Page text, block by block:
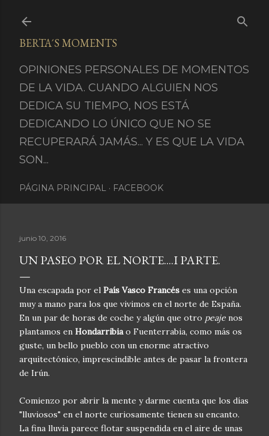
BERTA´S MOMENTS
OPINIONES PERSONALES DE MOMENTOS
DE LA VIDA. CUANDO ALGUIEN NOS
DEDICA SU TIEMPO, NOS ESTÁ
DEDICANDO LO ÚNICO QUE NO SE
RECUPERARÁ JAMÁS... Y ES QUE LA VIDA
SON...
PÁGINA PRINCIPAL FACEBOOK
junio 10, 2016
UN PASEO POR EL NORTE....I PARTE.
Una escapada por el País Vasco Francés es una opción
muy a mano para los que vivimos en el norte de España.
En un par de horas de coche y algún que otro peaje nos
plantamos en Hondarribiao Fuenterrabia, como más os
guste, un bello pueblo con un enorme atractivo
arquitectónico, imprescindible antes de pasar la frontera
de Irún.
Comienzo por abrir la mente y darme cuenta que los días
"lluviosos" en el norte curiosamente tienen su encanto.
La fina lluvia parece flotar suspendida en el aire de unas